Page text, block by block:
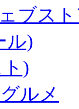
ブス
ル)
)
ルメ